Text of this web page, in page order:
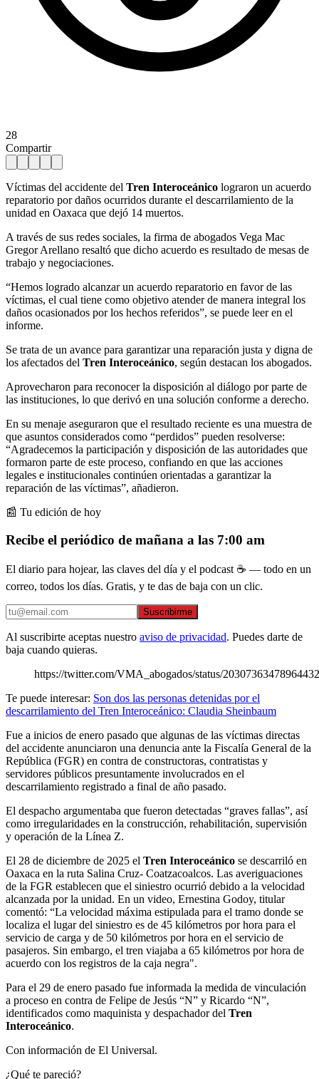
28
Compartir
Víctimas del accidente del Tren Interoceánico lograron un acuerdo
reparatorio por daños ocurridos durante el descarrilamiento de la
unidad en Oaxaca que dejó 14 muertos.
A través de sus redes sociales, la firma de abogados Vega Mac
Gregor Arellano resaltó que dicho acuerdo es resultado de mesas de
trabajo y negociaciones.
“Hemos logrado alcanzar un acuerdo reparatorio en favor de las
víctimas, el cual tiene como objetivo atender de manera integral los
daños ocasionados por los hechos referidos”, se puede leer en el
informe.
Se trata de un avance para garantizar una reparación justa y digna de
los afectados del Tren Interoceánico, según destacan los abogados.
Aprovecharon para reconocer la disposición al diálogo por parte de
las instituciones, lo que derivó en una solución conforme a derecho.
En su menaje aseguraron que el resultado reciente es una muestra de
que asuntos considerados como “perdidos” pueden resolverse:
“Agradecemos la participación y disposición de las autoridades que
formaron parte de este proceso, confiando en que las acciones
legales e institucionales continúen orientadas a garantizar la
reparación de las víctimas”, añadieron.
📰 Tu edición de hoy
Recibe el periódico de mañana a las 7:00 am
El diario para hojear, las claves del día y el podcast ☕ — todo en un
correo, todos los días. Gratis, y te das de baja con un clic.
Suscribirme
Al suscribirte aceptas nuestro aviso de privacidad. Puedes darte de
baja cuando quieras.
https://twitter.com/VMA_abogados/status/
Te puede interesar: Son dos las personas detenidas por el
descarrilamiento del Tren Interoceánico: Claudia Sheinbaum
Fue a inicios de enero pasado que algunas de las víctimas directas
del accidente anunciaron una denuncia ante la Fiscalía General de la
República (FGR) en contra de constructoras, contratistas y
servidores públicos presuntamente involucrados en el
descarrilamiento registrado a final de año pasado.
El despacho argumentaba que fueron detectadas “graves fallas”, así
como irregularidades en la construcción, rehabilitación, supervisión
y operación de la Línea Z.
El 28 de diciembre de 2025 el Tren Interoceánico se descarriló en
Oaxaca en la ruta Salina Cruz- Coatzacoalcos. Las averiguaciones
de la FGR establecen que el siniestro ocurrió debido a la velocidad
alcanzada por la unidad. En un video, Ernestina Godoy, titular
comentó: “La velocidad máxima estipulada para el tramo donde se
localiza el lugar del siniestro es de 45 kilómetros por hora para el
servicio de carga y de 50 kilómetros por hora en el servicio de
pasajeros. Sin embargo, el tren viajaba a 65 kilómetros por hora de
acuerdo con los registros de la caja negra".
Para el 29 de enero pasado fue informada la medida de vinculación
a proceso en contra de Felipe de Jesús “N” y Ricardo “N”,
identificados como maquinista y despachador del Tren
Interoceánico.
Con información de El Universal.
¿Qué te pareció?